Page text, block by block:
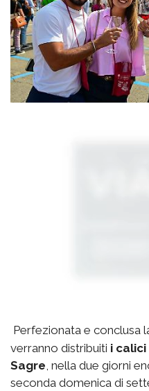
Perfezionata e conclusa
verranno distribuiti i
Sagre, nella due giorni
seconda domenica di